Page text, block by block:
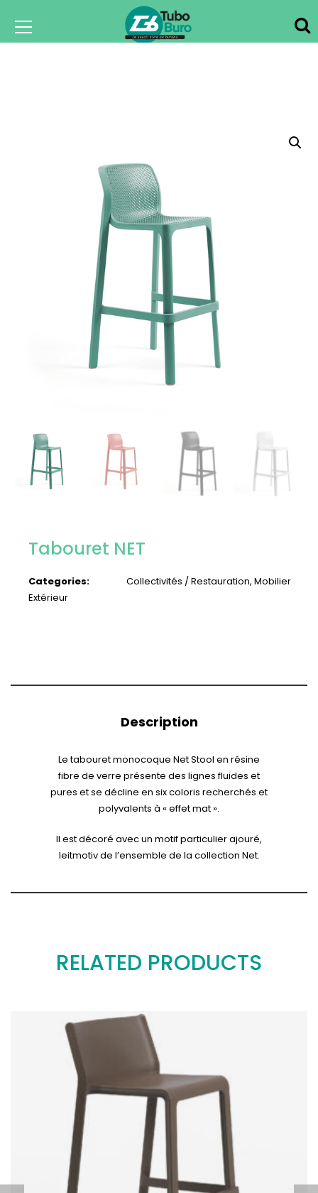
Tabouret NET
Categories: Collectivités / Restauration,Mobilier
Extérieur
Description
Le tabouret monocoque Net Stool en résine
fibre de verre présente des lignes fluides et
pures et se décline en six coloris recherchés et
polyvalents à « effet mat ».
Il est décoré avec un motif particulier ajouré,
leitmotiv de l’ensemble de la collection Net.
RELATED PRODUCTS